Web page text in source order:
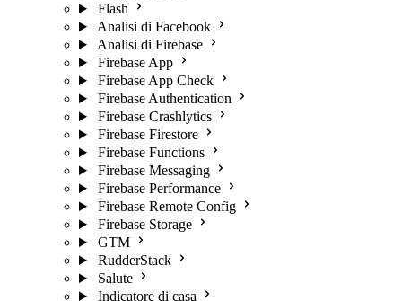
Flash
Analisi di Facebook
Analisi di Firebase
Firebase App
Firebase App Check
Firebase Authentication
Firebase Crashlytics
Firebase Firestore
Firebase Functions
Firebase Messaging
Firebase Performance
Firebase Remote Config
Firebase Storage
GTM
RudderStack
Salute
Indicatore di casa